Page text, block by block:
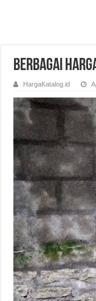
Berbagai
HargaKatalog.id